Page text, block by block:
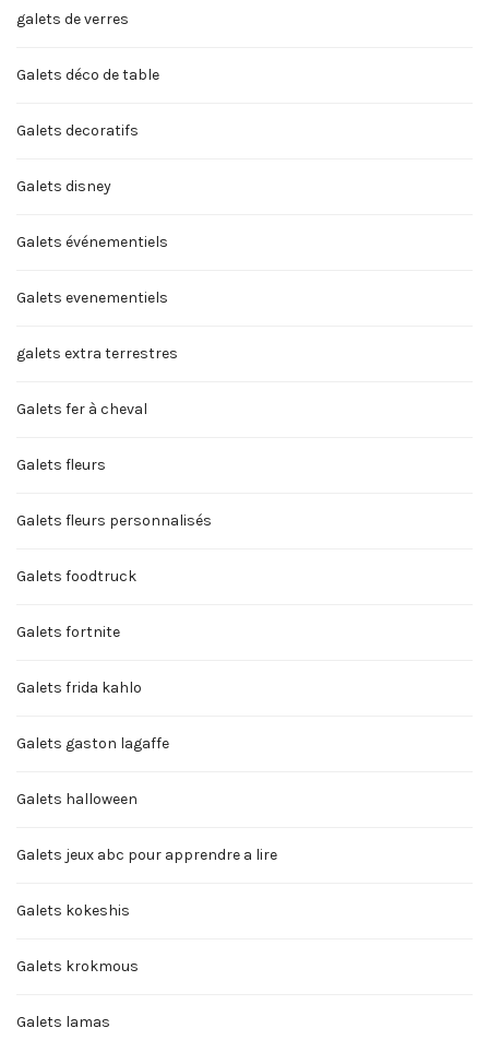
galets de verres
Galets déco de table
Galets decoratifs
Galets disney
Galets événementiels
Galets evenementiels
galets extra terrestres
Galets fer à cheval
Galets fleurs
Galets fleurs personnalisés
Galets foodtruck
Galets fortnite
Galets frida kahlo
Galets gaston lagaffe
Galets halloween
Galets jeux abc pour apprendre a lire
Galets kokeshis
Galets krokmous
Galets lamas